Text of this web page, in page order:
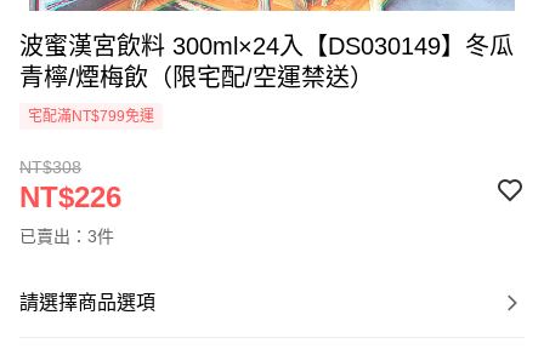
波蜜漢宮飲料 300ml×24入【DS030149】冬瓜
青檸/煙梅飲（限宅配/空運禁送）
宅配滿NT$799免運
NT$308
NT$226
已賣出：3件
請選擇商品選項